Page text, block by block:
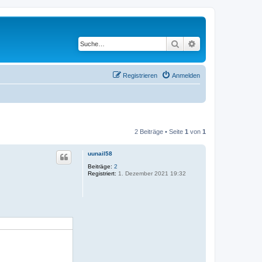
Suche
Anmelden
Registrieren
2 Beiträge • Seite 1 von 1
uunail58
Beiträge: 2
Registriert: 1. Dezember 2021 19:32